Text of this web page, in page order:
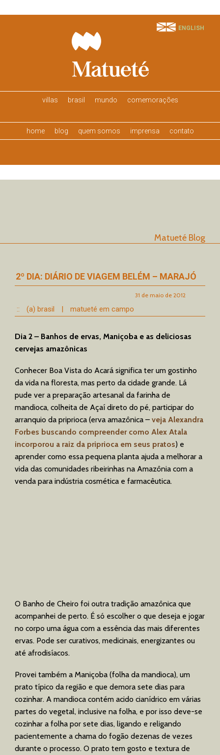
ENGLISH
home blog quem somos imprensa contato
villas brasil mundo comemorações
Matueté Blog
2º DIA: DIÁRIO DE VIAGEM BELÉM – MARAJÓ
31 de maio de 2012
:: (a) brasil | matueté em campo
Dia 2 – Banhos de ervas, Maniçoba e as deliciosas
cervejas amazônicas
Conhecer Boa Vista do Acará significa ter um gostinho
da vida na floresta, mas perto da cidade grande. Lá
pude ver a preparação artesanal da farinha de
mandioca, colheita de Açaí direto do pé, participar do
arranquio da priprioca (erva amazônica – veja Alexandra
Forbes buscando compreender como Alex Atala
incorporou a raiz da priprioca em seus pratos) e
aprender como essa pequena planta ajuda a melhorar a
vida das comunidades ribeirinhas na Amazônia com a
venda para indústria cosmética e farmacêutica.
O Banho de Cheiro foi outra tradição amazônica que
acompanhei de perto. É só escolher o que deseja e jogar
no corpo uma água com a essência das mais diferentes
ervas. Pode ser curativos, medicinais, energizantes ou
até afrodisíacos.
Provei também a Maniçoba (folha da mandioca), um
prato típico da região e que demora sete dias para
cozinhar. A mandioca contém acido cianídrico em várias
partes do vegetal, inclusive na folha, e por isso deve-se
cozinhar a folha por sete dias, ligando e religando
pacientemente a chama do fogão dezenas de vezes
durante o processo. O prato tem gosto e textura de